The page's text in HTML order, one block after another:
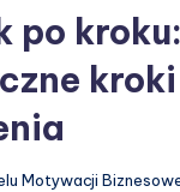
po kroku:
kroki
Motywacji